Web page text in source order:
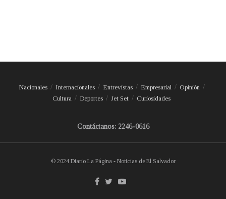
Nacionales Internacionales Entrevistas Empresarial
Opinión
Cultura
Deportes Jet Set Curiosidades
Contáctanos: 2246-0616
© 2024 Diario La Página - Noticias de El Salvador